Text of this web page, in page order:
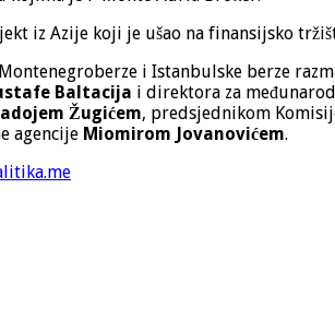
iz Azije koji je ušao na finansijsko
i Istanbulske berze
Baltacija i direktora za
Žugićem, predsjednikom
agencije Miomirom Jovanovićem.